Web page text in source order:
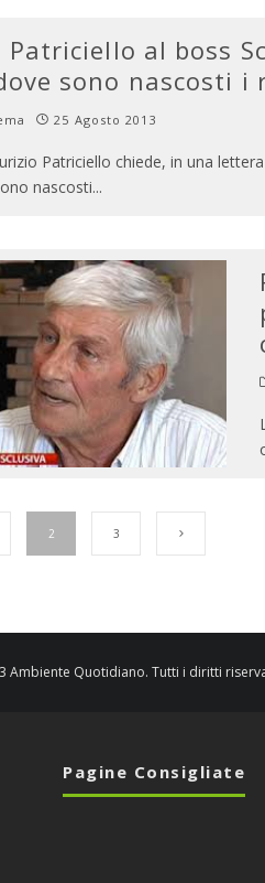
Patriciello al boss
sono nascosti
25 Agosto 2013
Patriciello chiede, in una
nascosti...
2 3
Ambiente Quotidiano. Tutti i diritti
Pagine Consigliate